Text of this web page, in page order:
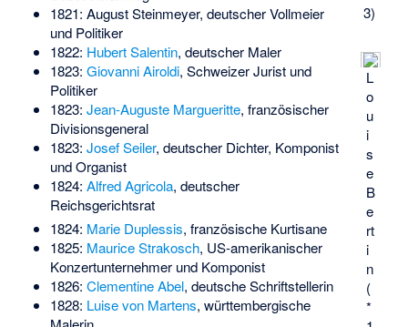
3)
L
o
u
i
s
e
B
e
rt
i
n
(
*
1821: August Steinmeyer, deutscher Vollmeier
und Politiker
1822: Hubert Salentin, deutscher Maler
1823: Giovanni Airoldi, Schweizer Jurist und
Politiker
1823: Jean-Auguste Margueritte, französischer
Divisionsgeneral
1823: Josef Seiler, deutscher Dichter, Komponist
und Organist
1824: Alfred Agricola, deutscher
Reichsgerichtsrat
1824: Marie Duplessis, französische Kurtisane
1825: Maurice Strakosch, US-amerikanischer
Konzertunternehmer und Komponist
1826: Clementine Abel, deutsche Schriftstellerin
1828: Luise von Martens, württembergische